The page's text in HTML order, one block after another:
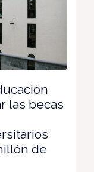
las becas
de